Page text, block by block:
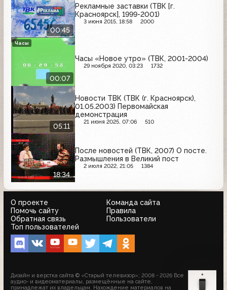
00:45
Рекламные заставки (ТВК [г.
Красноярск], 1999-2001)
3 июня 2015, 18:58 2000
00:07
Часы «Новое утро» (ТВК, 2001-2004)
29 ноября 2020, 03:23 1732
Часы
05:11
Новости ТВК (ТВК (г. Красноярск),
01.05.2003) Первомайская
демонстрация
21 июня 2025, 07:06 510
18:34
После новостей (ТВК, 2007) О посте.
Размышления в Великий пост
2 июля 2022, 21:05 1384
О проекте
Команда сайта
Помочь сайту
Правила
Обратная связь
Пользователи
Топ пользователей
Дизайн и верстка сайта © «Старый телевизор»; 2008 - 2026 Все
аудио- и видеоматериалы, размещённые на сайте,
принадлежат их владельцам. Нахождение материалов на